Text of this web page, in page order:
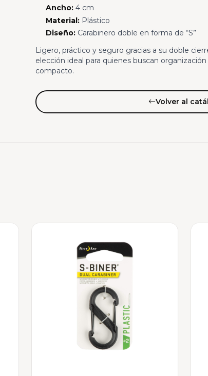
Ancho:4 cm
Material:Plástico
Diseño:Carabinero doble en forma de “S”
Ligero, práctico y seguro gracias a su doble
elección ideal para quienes buscan
compacto.
Volver al